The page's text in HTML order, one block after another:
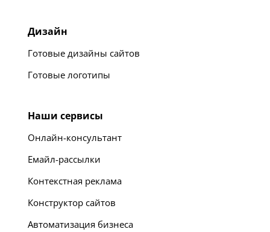
Дизайн
Готовые дизайны сайтов
Готовые логотипы
Наши сервисы
Онлайн-консультант
Емайл-рассылки
Контекстная реклама
Конструктор сайтов
Автоматизация бизнеса